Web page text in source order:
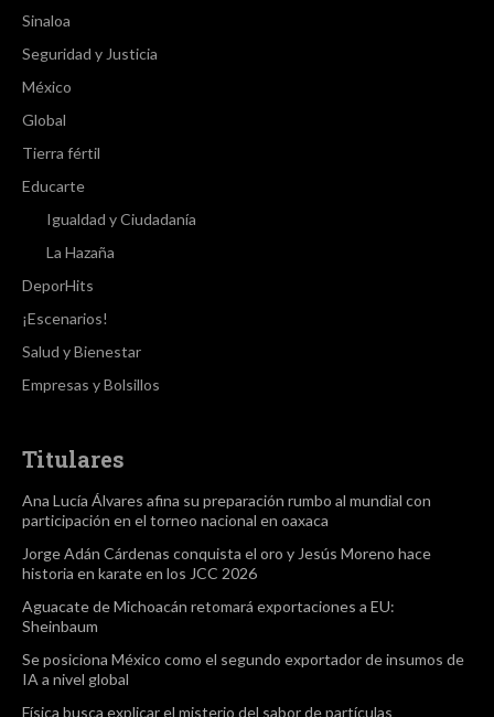
Sinaloa
Seguridad y Justicia
México
Global
Tierra fértil
Educarte
Igualdad y Ciudadanía
La Hazaña
DeporHits
¡Escenarios!
Salud y Bienestar
Empresas y Bolsillos
Titulares
Ana Lucía Álvares afina su preparación rumbo al mundial con
participación en el torneo nacional en oaxaca
Jorge Adán Cárdenas conquista el oro y Jesús Moreno hace
historia en karate en los JCC 2026
Aguacate de Michoacán retomará exportaciones a EU:
Sheinbaum
Se posiciona México como el segundo exportador de insumos de
IA a nivel global
Física busca explicar el misterio del sabor de partículas